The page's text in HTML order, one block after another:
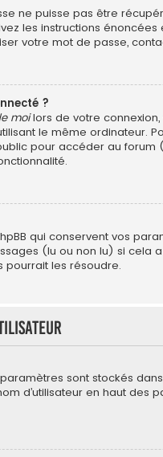
ne puisse pas être
les instructions
votre mot de passe,
?
moilors de votre
le même ordinateur.
pour accéder au forum
qui conservent vos
(lu ou non lu) si cela
pourrait les résoudre.
sont stockés
d’utilisateur en haut